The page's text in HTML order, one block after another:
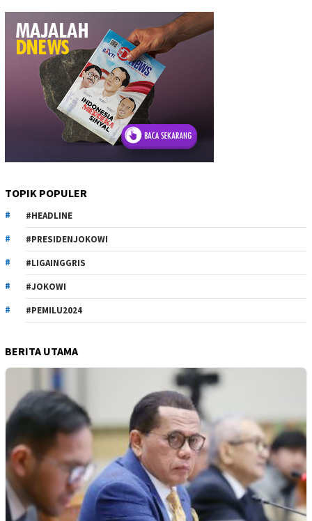
TOPIK POPULER
#HEADLINE
#PRESIDENJOKOWI
#LIGAINGGRIS
#JOKOWI
#PEMILU2024
BERITA UTAMA